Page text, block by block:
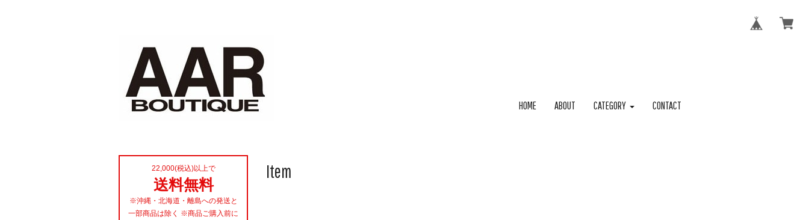
HOME ABOUT CATEGORY CONTACT
Item
22,000(税込)以上で
送料無料
※沖縄・北海道・離島への発送と
一部商品は除く ※商品ご購入前に